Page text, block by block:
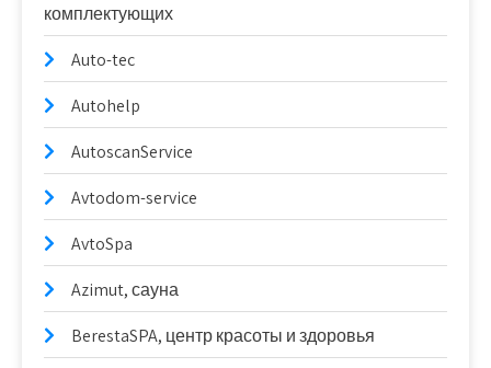
комплектующих
Auto-tec
Autohelp
AutoscanService
Avtodom-service
AvtoSpa
Azimut, сауна
BerestaSPA, центр красоты и здоровья